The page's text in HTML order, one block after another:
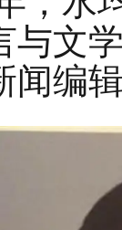
与文
闻编